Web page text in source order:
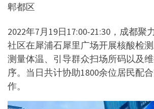
郫都区
2022年7月19日17:00-21:30，成都聚
社区在犀浦石犀里广场开展核酸检
测量体温、引导群众扫场所码以及
序。当日共计协助1800余位居民配
作。